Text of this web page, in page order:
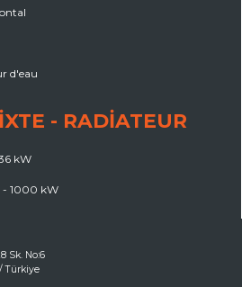
d'eau
- RADIATEUR
kW
- 1000 kW
Sk. No:6
Türkiye